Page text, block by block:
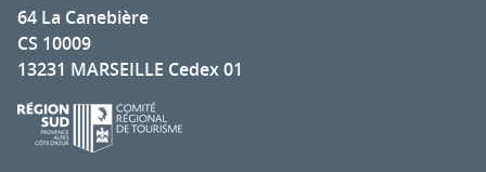
64 La Canebière
CS 10009
13231 MARSEILLE Cedex 01